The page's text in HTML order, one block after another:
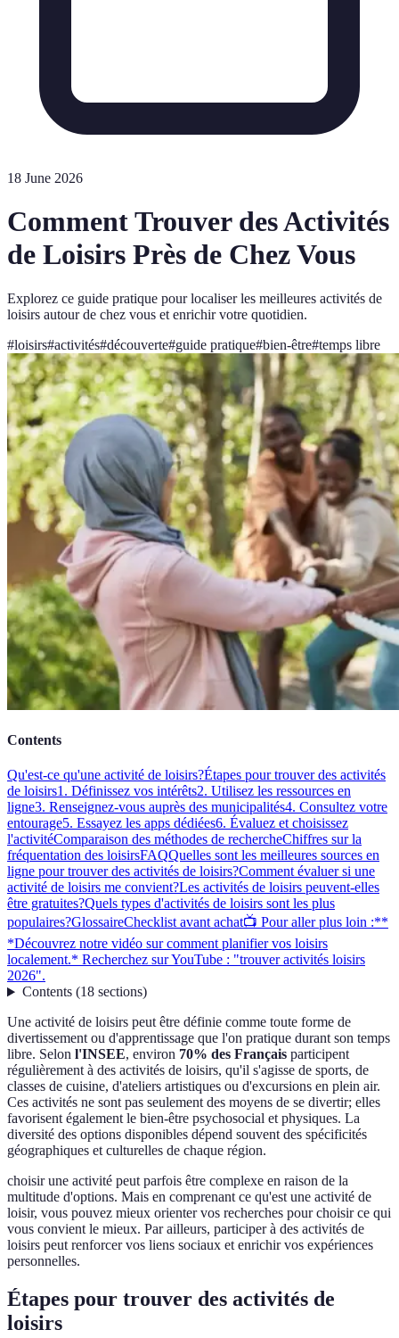
18 June 2026
Comment Trouver des Activités
de Loisirs Près de Chez Vous
Explorez ce guide pratique pour localiser les meilleures activités de
loisirs autour de chez vous et enrichir votre quotidien.
#loisirs#activités#découverte#guide pratique#bien-être#temps libre
Contents
Qu'est-ce qu'une activité de loisirs?Étapes pour trouver des activités
de loisirs1. Définissez vos intérêts2. Utilisez les ressources en
ligne3. Renseignez-vous auprès des municipalités4. Consultez votre
entourage5. Essayez les apps dédiées6. Évaluez et choisissez
l'activitéComparaison des méthodes de rechercheChiffres sur la
fréquentation des loisirsFAQQuelles sont les meilleures sources en
ligne pour trouver des activités de loisirs?Comment évaluer si une
activité de loisirs me convient?Les activités de loisirs peuvent-elles
être gratuites?Quels types d'activités de loisirs sont les plus
populaires?GlossaireChecklist avant achat📺 Pour aller plus loin :**
*Découvrez notre vidéo sur comment planifier vos loisirs
localement.* Recherchez sur YouTube : "trouver activités loisirs
2026".
Contents(18 sections)
Une activité de loisirs peut être définie comme toute forme de
divertissement ou d'apprentissage que l'on pratique durant son temps
libre. Selon l'INSEE, environ 70% des Français participent
régulièrement à des activités de loisirs, qu'il s'agisse de sports, de
classes de cuisine, d'ateliers artistiques ou d'excursions en plein air.
Ces activités ne sont pas seulement des moyens de se divertir; elles
favorisent également le bien-être psychosocial et physiques. La
diversité des options disponibles dépend souvent des spécificités
géographiques et culturelles de chaque région.
choisir une activité peut parfois être complexe en raison de la
multitude d'options. Mais en comprenant ce qu'est une activité de
loisir, vous pouvez mieux orienter vos recherches pour choisir ce qui
vous convient le mieux. Par ailleurs, participer à des activités de
loisirs peut renforcer vos liens sociaux et enrichir vos expériences
personnelles.
Étapes pour trouver des activités de
loisirs